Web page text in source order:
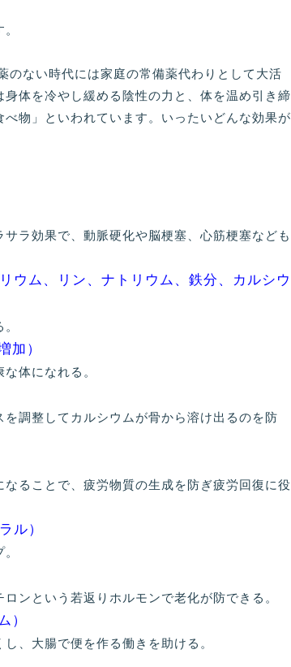
のない時代には家庭の常備薬代わりとして大活
体を冷やし緩める陰性の力と、体を温め引き締
物」といわれています。いったいどんな効果が
効果で、動脈硬化や脳梗塞、心筋梗塞なども
ム、リン、ナトリウム、鉄分、カルシウ
加）
体になれる。
調整してカルシウムが骨から溶け出るのを防
ことで、疲労物質の生成を防ぎ疲労回復に役
ル）
という若返りホルモンで老化が防できる。
）
大腸で便を作る働きを助ける。